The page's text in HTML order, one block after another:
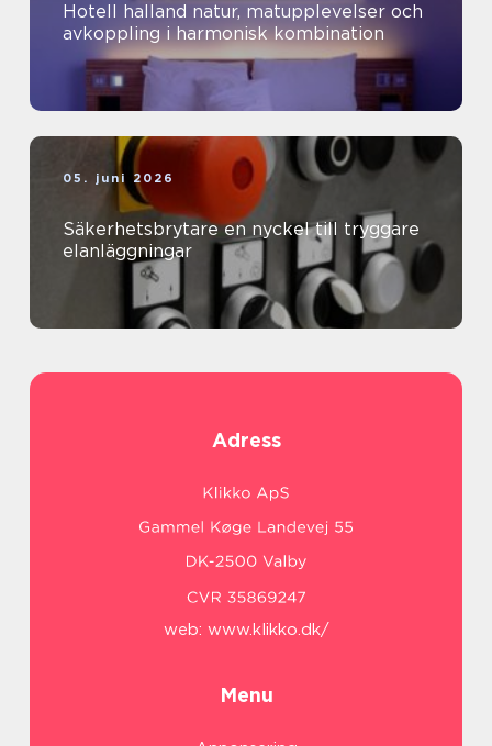
Hotell halland natur, matupplevelser och
avkoppling i harmonisk kombination
05. juni 2026
Säkerhetsbrytare en nyckel till tryggare
elanläggningar
Adress
web: www.klikko.dk/
Menu